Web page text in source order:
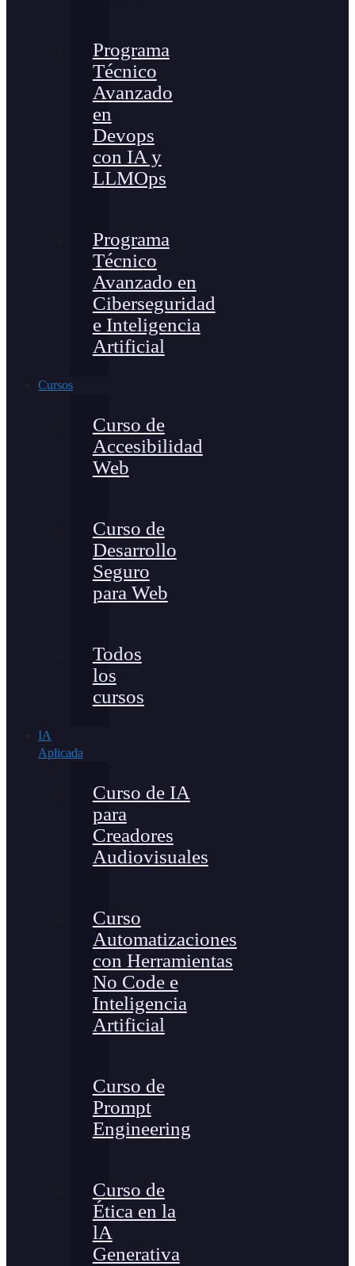
Programa
Técnico
Avanzado
en
Devops
con IA y
LLMOps
Programa
Técnico
Avanzado en
Ciberseguridad
e Inteligencia
Artificial
Cursos
Curso de
Accesibilidad
Web
Curso de
Desarrollo
Seguro
para Web
Todos
los
cursos
IA
Aplicada
Curso de IA
para
Creadores
Audiovisuales
Curso
Automatizaciones
con Herramientas
No Code e
Inteligencia
Artificial
Curso de
Prompt
Engineering
Curso de
Ética en la
lA
Generativa